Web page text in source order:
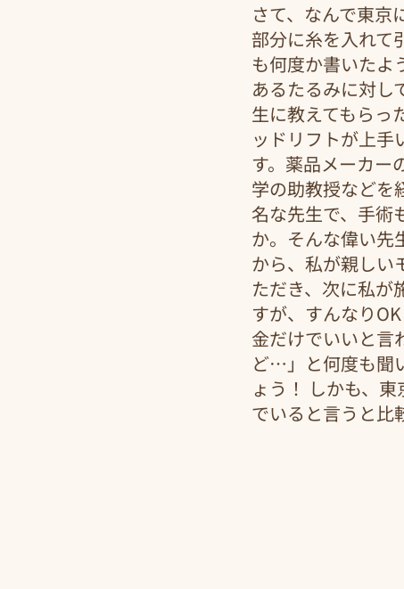
さて、なんで東京
部分に糸を入れて
も何度か書いたよ
あるたるみに対し
生に教えてもらっ
ッドリフトが上手
す。薬品メーカー
学の助教授などを
名な先生で、手術
か。そんな偉い先
から、私が親しい
ただき、次に私が
すが、すんなり
金だけでいいと言
ど…」と何度も聞
ょう！ しかも、
でいると言うと比